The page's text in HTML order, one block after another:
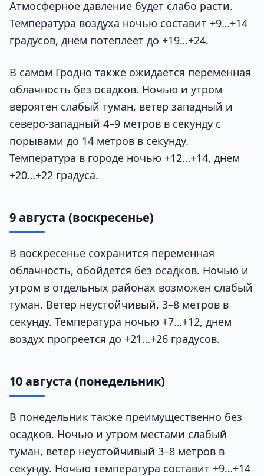
Атмосферное давление будет слабо расти.
Температура воздуха ночью составит +9…+14
градусов, днем потеплеет до +19…+24.
В самом Гродно также ожидается переменная
облачность без осадков. Ночью и утром
вероятен слабый туман, ветер западный и
северо-западный 4–9 метров в секунду с
порывами до 14 метров в секунду.
Температура в городе ночью +12…+14, днем
+20…+22 градуса.
9 августа (воскресенье)
В воскресенье сохранится переменная
облачность, обойдется без осадков. Ночью и
утром в отдельных районах возможен слабый
туман. Ветер неустойчивый, 3–8 метров в
секунду. Температура ночью +7…+12, днем
воздух прогреется до +21…+26 градусов.
10 августа (понедельник)
В понедельник также преимущественно без
осадков. Ночью и утром местами слабый
туман, ветер неустойчивый 3–8 метров в
секунду. Ночью температура составит +9…+14